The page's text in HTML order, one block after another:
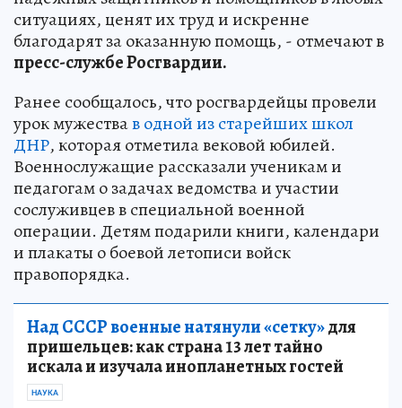
ситуациях, ценят их труд и искренне
благодарят за оказанную помощь, - отмечают в
пресс-службе Росгвардии.
Ранее сообщалось, что росгвардейцы провели
урок мужествав одной из старейших школ
ДНР, которая отметила вековой юбилей.
Военнослужащие рассказали ученикам и
педагогам о задачах ведомства и участии
сослуживцев в специальной военной
операции. Детям подарили книги, календари
и плакаты о боевой летописи войск
правопорядка.
Над СССР военные натянули «сетку»для
пришельцев: как страна 13 лет тайно
искала и изучала инопланетных гостей
НАУКА